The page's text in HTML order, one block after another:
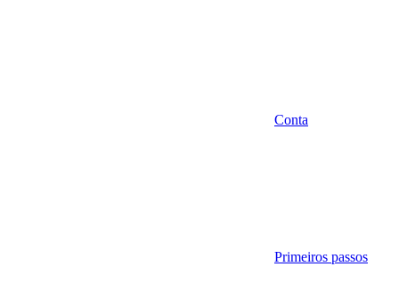
Conta
Primeiros passos